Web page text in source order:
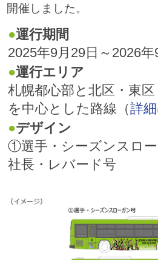
開催しました。
運行期間
2025年9月29日～2026年
運行エリア
札幌都心部と北区・東
を中心とした路線（詳
デザイン
①選手・シーズンスロ
社長・レバード号